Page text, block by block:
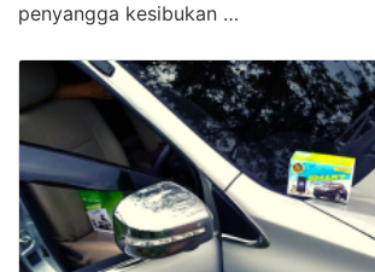
penyangga kesibukan …